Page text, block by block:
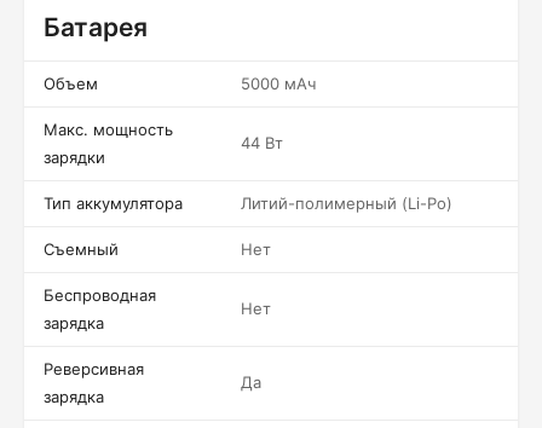
Батарея
Объем 5000 мАч
Макс. мощность
зарядки
44 Вт
Тип аккумулятора Литий-полимерный (Li-Po)
Съемный Нет
Беспроводная
зарядка
Нет
Реверсивная
зарядка
Да